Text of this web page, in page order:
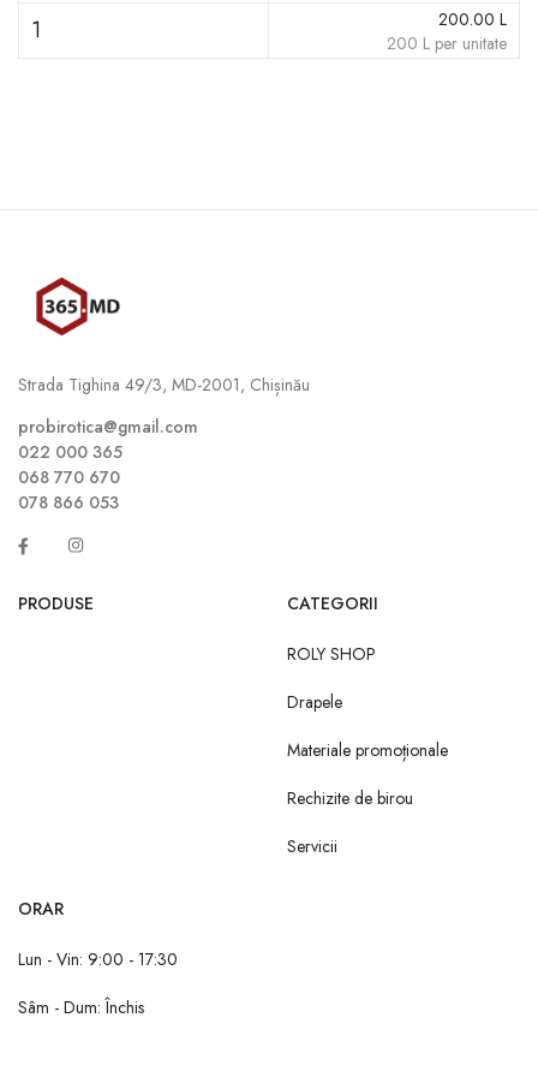
1 200.00 L
200 L per unitate
Strada Tighina 49/3, MD-2001, Chișinău
probirotica@gmail.com
022 000 365
068 770 670
078 866 053
PRODUSE CATEGORII
ROLY SHOP
Drapele
Materiale promoționale
Rechizite de birou
Servicii
ORAR
Lun - Vin: 9:00 - 17:30
Sâm - Dum: Închis